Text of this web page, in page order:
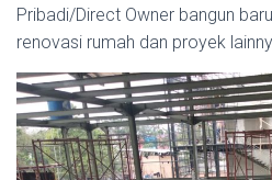
Pribadi/Direct Owner bangun
renovasi rumah dan proyek